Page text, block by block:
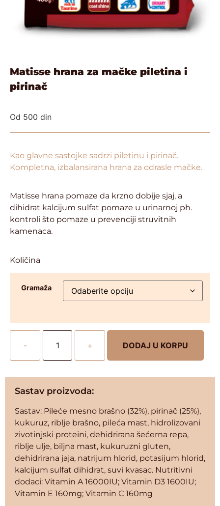
Matisse hrana za mačke piletina i
pirinač
Od 500 din
Kao glavne sastojke sadrzi piletinu i pirinač.
Kompletna, izbalansirana hrana za odrasle mačke.
Matisse hrana pomaze da krzno dobije sjaj, a
dihidrat kalcijum sulfat pomaze u urinarnoj ph.
kontroli što pomaze u prevenciji struvitnih
kamenaca.
Količina
Gramaža
- + DODAJ U KORPU
Sastav proizvoda:
Sastav: Pileće mesno brašno (32%), pirinač (25%),
kukuruz, riblje brašno, pileća mast, hidrolizovani
zivotinjski proteini, dehidrirana šećerna repa,
riblje ulje, biljna mast, kukuruzni gluten,
dehidrirana jaja, natrijum hlorid, potasijum hlorid,
kalcijum sulfat dihidrat, suvi kvasac. Nutritivni
dodaci: Vitamin A 16000IU; Vitamin D3 1600IU;
Vitamin E 160mg; Vitamin C 160mg